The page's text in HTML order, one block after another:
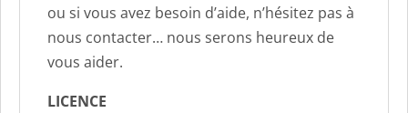
ou si vous avez besoin d’aide, n’hésitez pas à
nous contacter… nous serons heureux de
vous aider.
LICENCE